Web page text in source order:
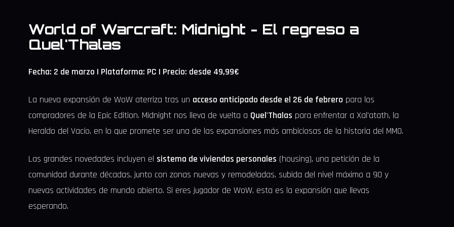
World of Warcraft: Midnight - El regreso a
Quel'Thalas
Fecha: 2 de marzo | Plataforma: PC | Precio: desde 49,99€
La nueva expansión de WoW aterriza tras un acceso anticipado desde el 26 de febrero para los
compradores de la Epic Edition. Midnight nos lleva de vuelta a Quel'Thalas para enfrentar a Xal'atath, la
Heraldo del Vacío, en lo que promete ser una de las expansiones más ambiciosas de la historia del MMO.
Las grandes novedades incluyen el sistema de viviendas personales (housing), una petición de la
comunidad durante décadas, junto con zonas nuevas y remodeladas, subida del nivel máximo a 90 y
nuevas actividades de mundo abierto. Si eres jugador de WoW, esta es la expansión que llevas
esperando.